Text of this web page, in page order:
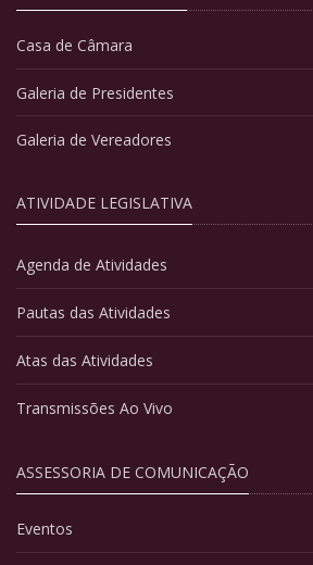
Casa de Câmara
Galeria de Presidentes
Galeria de Vereadores
ATIVIDADE LEGISLATIVA
Agenda de Atividades
Pautas das Atividades
Atas das Atividades
Transmissões Ao Vivo
ASSESSORIA DE COMUNICAÇÃO
Eventos